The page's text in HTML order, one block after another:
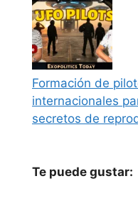
Formación de
internacionales
secretos de
Te puede gustar: